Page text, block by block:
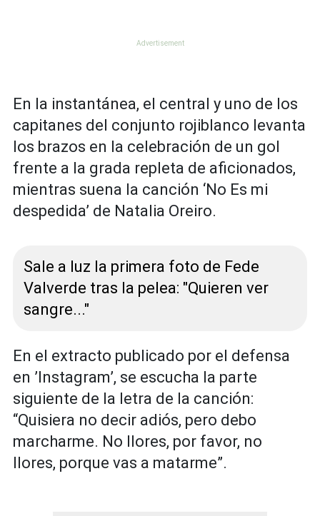
En la instantánea, el central y uno de los
capitanes del conjunto rojiblanco levanta
los brazos en la celebración de un gol
frente a la grada repleta de aficionados,
mientras suena la canción ‘No Es mi
despedida’ de Natalia Oreiro.
Sale a luz la primera foto de Fede
Valverde tras la pelea: "Quieren ver
sangre..."
En el extracto publicado por el defensa
en ’Instagram’, se escucha la parte
siguiente de la letra de la canción:
“Quisiera no decir adiós, pero debo
marcharme. No llores, por favor, no
llores, porque vas a matarme”.